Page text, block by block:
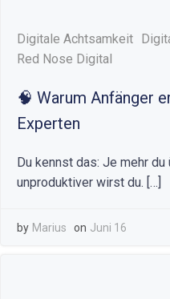
Digitale Achtsamkeit
Red Nose Digital
🧠 Warum Anfänger
Experten
Du kennst das: Je mehr
unproduktiver wirst du. […]
by Marius on Juni 16